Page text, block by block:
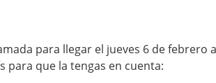
para llegar el jueves 6 de febrero
para que la tengas en cuenta: